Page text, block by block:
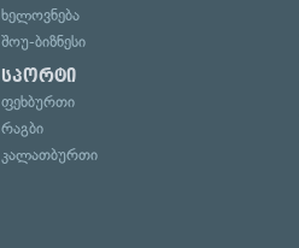
ხელოვნება
შოუ-ბიზნესი
სპორტი
ფეხბურთი
რაგბი
კალათბურთი